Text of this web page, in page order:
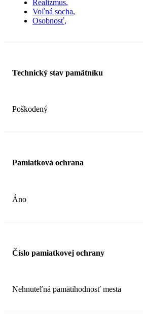
Realizmus
Voľná socha
Osobnosť
Technický stav pamätníku
Poškodený
Pamiatková ochrana
Áno
Číslo pamiatkovej ochrany
Nehnuteľná pamätihodnosť mesta